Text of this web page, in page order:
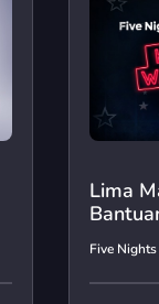
Lima
Five